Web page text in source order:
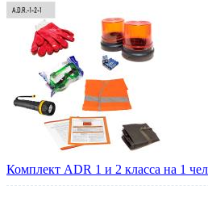
Комплект ADR 1 и 2 класса на 1